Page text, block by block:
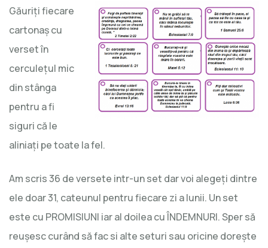
Găuriţi fiecare
cartonaş cu
verset în
cerculeţul mic
din stânga
pentru a fi
siguri că le
aliniaţi pe toate la fel.
Am scris 36 de versete intr-un set dar voi alegeţi dintre
ele doar 31, cateunul pentru fiecare zi a lunii. Un set
este cu PROMISIUNI iar al doilea cu ÎNDEMNURI. Sper să
reuşesc curând să fac si alte seturi sau oricine doreşte